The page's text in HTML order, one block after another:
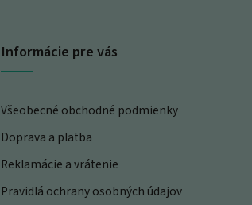
Informácie pre vás
Všeobecné obchodné podmienky
Doprava a platba
Reklamácie a vrátenie
Pravidlá ochrany osobných údajov